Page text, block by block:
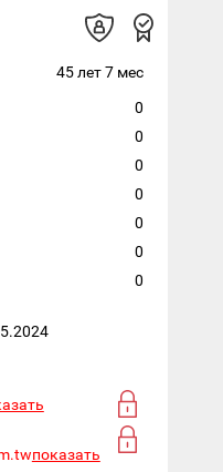
45 лет 7 мес
0
0
0
0
0
0
0
показать